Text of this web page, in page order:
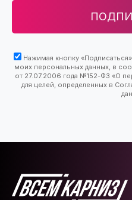
Нажимая кнопку
моих персональных данных, в
от 27.07.2006 года №152-ФЗ «О
для целей, определенных в